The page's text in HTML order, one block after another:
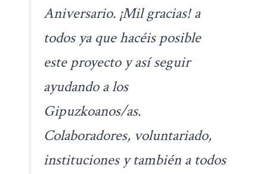
Aniversario. ¡Mil gracias! a
todos ya que hacéis posible
este proyecto y así seguir
ayudando a los
Gipuzkoanos/as.
Colaboradores, voluntariado,
instituciones y también a todos